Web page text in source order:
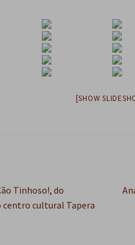
[SHOW
Tinhoso!, do
centro cultural Tapera